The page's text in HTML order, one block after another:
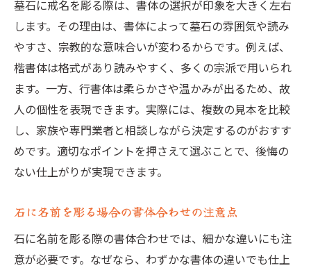
墓石に戒名を彫る際は、書体の選択が印象を大きく左右
します。その理由は、書体によって墓石の雰囲気や読み
やすさ、宗教的な意味合いが変わるからです。例えば、
楷書体は格式があり読みやすく、多くの宗派で用いられ
ます。一方、行書体は柔らかさや温かみが出るため、故
人の個性を表現できます。実際には、複数の見本を比較
し、家族や専門業者と相談しながら決定するのがおすす
めです。適切なポイントを押さえて選ぶことで、後悔の
ない仕上がりが実現できます。
石に名前を彫る場合の書体合わせの注意点
石に名前を彫る際の書体合わせでは、細かな違いにも注
意が必要です。なぜなら、わずかな書体の違いでも仕上